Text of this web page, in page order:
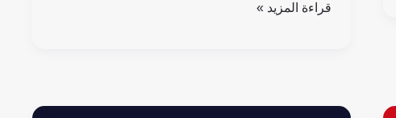
قراءة المزيد »